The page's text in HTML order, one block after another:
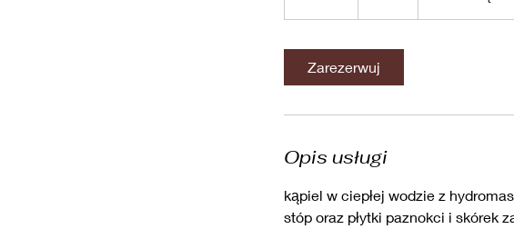
0
Zarezerwuj
Opis usługi
kąpiel w ciepłej wodzie z
stóp oraz płytki paznokci i skórek